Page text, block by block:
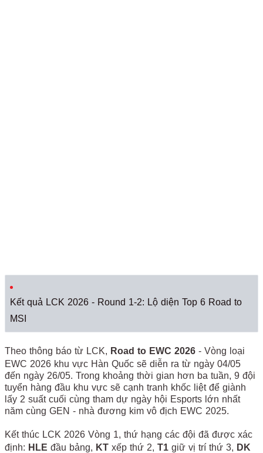
Kết quả LCK 2026 - Round 1-2: Lộ diện Top 6 Road to
MSI
Theo thông báo từ LCK, Road to EWC 2026 - Vòng loại
EWC 2026 khu vực Hàn Quốc sẽ diễn ra từ ngày 04/05
đến ngày 26/05. Trong khoảng thời gian hơn ba tuần, 9 đội
tuyển hàng đầu khu vực sẽ cạnh tranh khốc liệt để giành
lấy 2 suất cuối cùng tham dự ngày hội Esports lớn nhất
năm cùng GEN - nhà đương kim vô địch EWC 2025.
Kết thúc LCK 2026 Vòng 1, thứ hạng các đội đã được xác
định: HLE đầu bảng, KT xếp thứ 2, T1 giữ vị trí thứ 3, DK